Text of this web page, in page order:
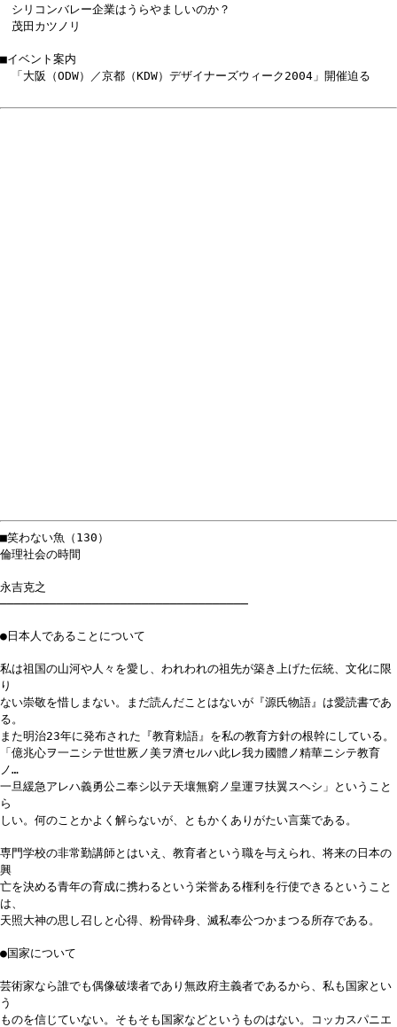
シリコンバレー企業はうらやましいのか？
茂田カツノリ
■イベント案内
「大阪（ODW）／京都（KDW）デザイナーズウィーク2004」開催迫る
■笑わない魚（130）
倫理社会の時間
永吉克之
───────────────────────────────────
●日本人であることについて
私は祖国の山河や人々を愛し、われわれの祖先が築き上げた伝統、文化に限
り
ない崇敬を惜しまない。まだ読んだことはないが『源氏物語』は愛読書であ
る。
また明治23年に発布された『教育勅語』を私の教育方針の根幹にしている。
「億兆心ヲ一ニシテ世世厥ノ美ヲ濟セルハ此レ我カ國體ノ精華ニシテ教育
ノ…
一旦緩急アレハ義勇公ニ奉シ以テ天壤無窮ノ皇運ヲ扶翼スヘシ」ということ
ら
しい。何のことかよく解らないが、ともかくありがたい言葉である。
専門学校の非常勤講師とはいえ、教育者という職を与えられ、将来の日本の
興
亡を決める青年の育成に携わるという栄誉ある権利を行使できるということ
は、
天照大神の思し召しと心得、粉骨砕身、滅私奉公つかまつる所存である。
●国家について
芸術家なら誰でも偶像破壊者であり無政府主義者であるから、私も国家とい
う
ものを信じていない。そもそも国家などというものはない。コッカスパニエ